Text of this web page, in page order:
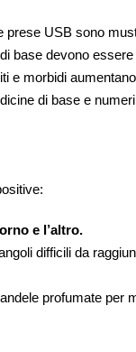
prese USB sono
base devono
e morbidi
di base e
e l’altro.
difficili da
profumate per